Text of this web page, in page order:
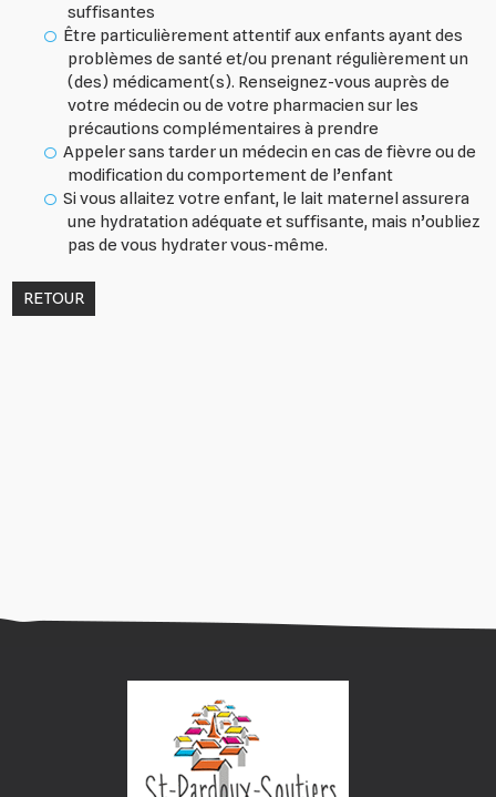
suffisantes
Être particulièrement attentif aux enfants ayant des
problèmes de santé et/ou prenant régulièrement un
(des) médicament(s). Renseignez-vous auprès de
votre médecin ou de votre pharmacien sur les
précautions complémentaires à prendre
Appeler sans tarder un médecin en cas de fièvre ou de
modification du comportement de l’enfant
Si vous allaitez votre enfant, le lait maternel assurera
une hydratation adéquate et suffisante, mais n’oubliez
pas de vous hydrater vous-même.
RETOUR